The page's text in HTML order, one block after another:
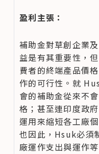
盈利主張：
補助金對草創企業
益是有其重要性，
費者的終端產品價
作的可行性。就
會的補助金從來不
格；甚至連印度政
運用來縮短各工廠
也因此，Hsuk必須
廠運作支出與運作